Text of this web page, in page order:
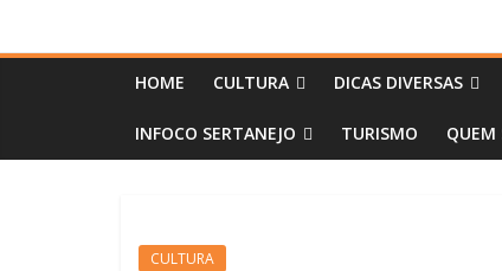
HOME CULTURA DICAS DIVERSAS
INFOCO SERTANEJO TURISMO QUEM
CULTURA